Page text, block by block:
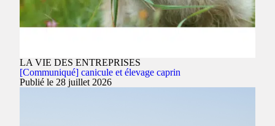
LA VIE DES ENTREPRISES
[Communiqué] canicule et élevage caprin
Publié le 28 juillet 2026